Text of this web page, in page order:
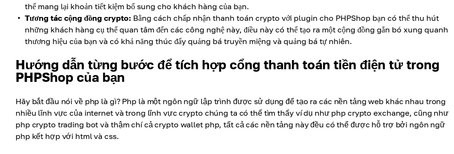
thể mang lại khoản tiết kiệm bổ sung cho khách hàng của bạn.
Tương tác cộng đồng crypto: Bằng cách chấp nhận thanh toán crypto với plugin cho PHPShop bạn có thể thu hút
những khách hàng cụ thể quan tâm đến các công nghệ này, điều này có thể tạo ra một cộng đồng gắn bó xung quanh
thương hiệu của bạn và có khả năng thúc đẩy quảng bá truyền miệng và quảng bá tự nhiên.
Hướng dẫn từng bước để tích hợp cổng thanh toán tiền điện tử trong
PHPShop của bạn
Hãy bắt đầu nói về php là gì? Php là một ngôn ngữ lập trình được sử dụng để tạo ra các nền tảng web khác nhau trong
nhiều lĩnh vực của internet và trong lĩnh vực crypto chúng ta có thể tìm thấy ví dụ như php crypto exchange, cũng như
php crypto trading bot và thậm chí cả crypto wallet php, tất cả các nền tảng này đều có thể được hỗ trợ bởi ngôn ngữ
php kết hợp với html và css.